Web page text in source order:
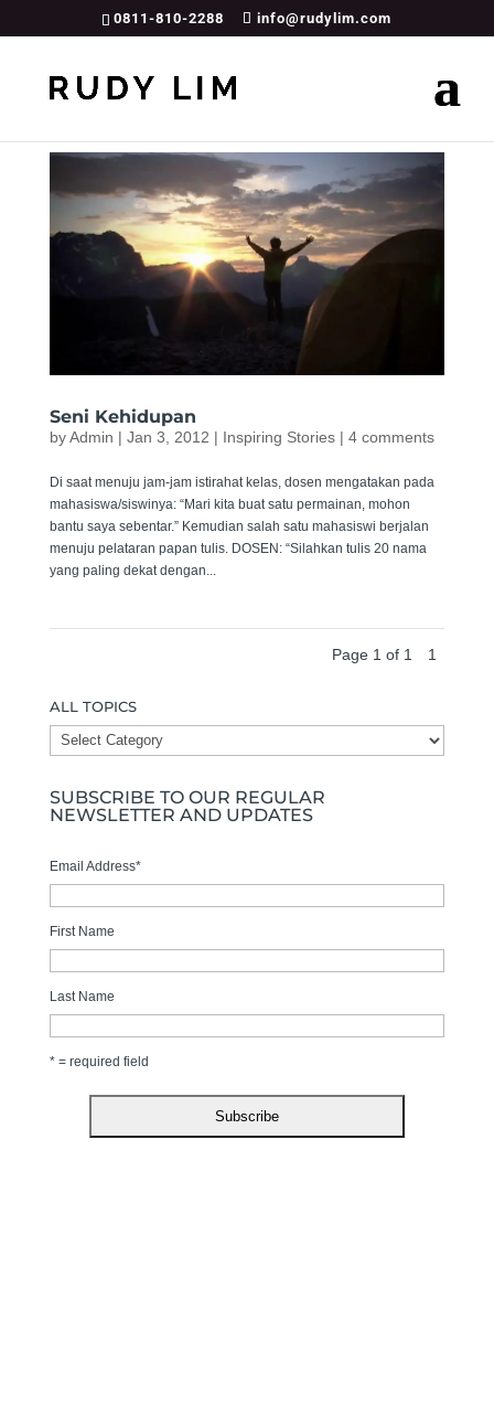
0811-810-2288 info@rudylim.com
Seni Kehidupan
byAdmin | Jan 3, 2012 | Inspiring Stories| 4 comments
Di saat menuju jam-jam istirahat kelas, dosen mengatakan pada
mahasiswa/siswinya: “Mari kita buat satu permainan, mohon
bantu saya sebentar.” Kemudian salah satu mahasiswi berjalan
menuju pelataran papan tulis. DOSEN: “Silahkan tulis 20 nama
yang paling dekat dengan...
Page 1 of 1 1
ALL TOPICS
ALL
TOPICS
SUBSCRIBE TO OUR REGULAR
NEWSLETTER AND UPDATES
Email Address*
First Name
Last Name
* = required field